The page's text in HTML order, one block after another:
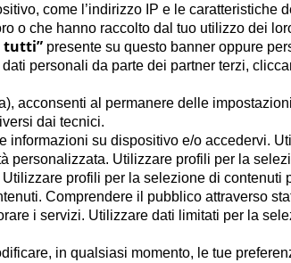
presso l'Università degli Studi "A. Moro" di Bari.
Eclettico nei temi, preferisco concentrarmi su
quant'altro.
Connessioni
come l’indirizzo IP e le caratteristiche
o che hanno raccolto dal tuo utilizzo dei
tutti” presente su questo banner oppure
personali da parte dei partner terzi,
acconsenti al permanere delle
dai tecnici.
informazioni su dispositivo e/o accedervi.
personalizzata. Utilizzare profili per la
profili per la selezione di contenuti
Comprendere il pubblico attraverso
i servizi. Utilizzare dati limitati per la
in qualsiasi momento, le tue